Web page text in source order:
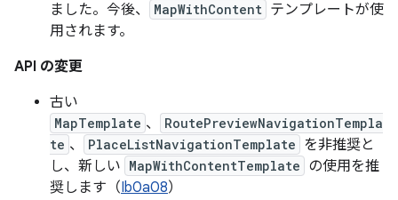
ました。今後、
MapWithContent テンプレートが使
用されます。
API の変更
古い
MapTemplate 、
RoutePreviewNavigationTempla
te 、 PlaceListNavigationTemplate を非推奨と
し、新しい MapWithContentTemplate の使用を推
奨します（Ib0a08）